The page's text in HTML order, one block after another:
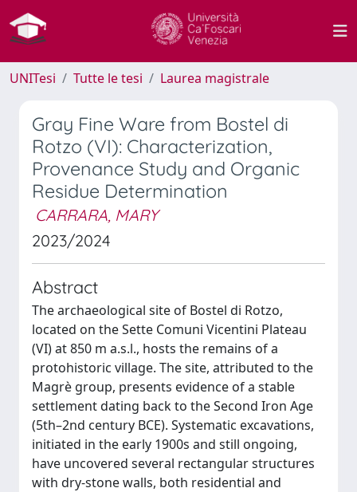
UNITesi Tutte le tesi Laurea magistrale
Gray Fine Ware from Bostel di
Rotzo (VI): Characterization,
Provenance Study and Organic
Residue Determination
CARRARA, MARY
2023/2024
Abstract
The archaeological site of Bostel di Rotzo,
located on the Sette Comuni Vicentini Plateau
(VI) at 850 m a.s.l., hosts the remains of a
protohistoric village. The site, attributed to the
Magrè group, presents evidence of a stable
settlement dating back to the Second Iron Age
(5th–2nd century BCE). Systematic excavations,
initiated in the early 1900s and still ongoing,
have uncovered several rectangular structures
with dry-stone walls, both residential and